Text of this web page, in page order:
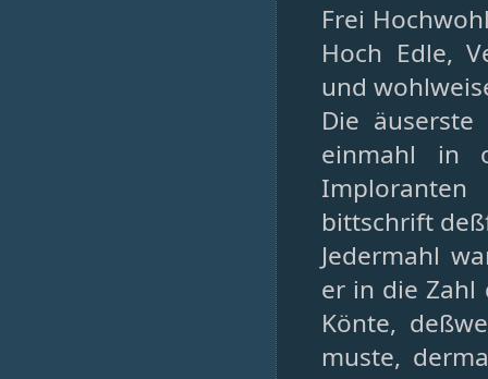
Frei
Hoch Edle,
und
Die
einmahl in
bittschrift
Jedermahl
er in die Zahl
Könte,
muste,